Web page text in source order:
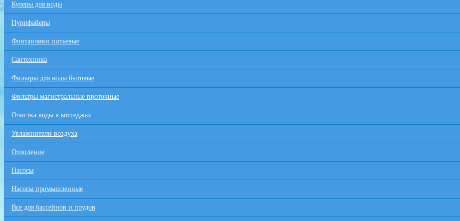
Кулеры для воды
Пурифайеры
Фонтанчики питьевые
Сантехника
Фильтры для воды бытовые
Фильтры магистральные проточные
Очистка воды в коттеджах
Увлажнители воздуха
Отопление
Насосы
Насосы промышленные
Все для бaссейнов и прудов